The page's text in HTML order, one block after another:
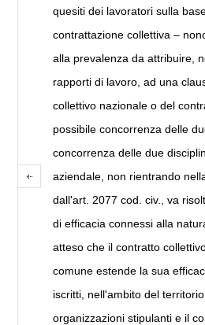
quesiti dei lavoratori sulla
contrattazione collettiva –
alla prevalenza da attribuire,
rapporti di lavoro, ad una
collettivo nazionale o del
possibile concorrenza delle
concorrenza delle due
aziendale, non rientrando
dall'art. 2077 cod. civ., va
di efficacia connessi alla
atteso che il contratto
comune estende la sua
iscritti, nell'ambito del
organizzazioni stipulanti e il